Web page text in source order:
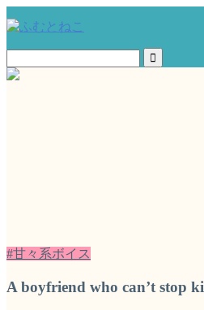
#甘々系ボイス
A boyfriend who can’t stop